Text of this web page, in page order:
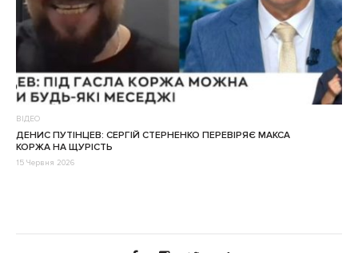
ВІДЕО
ДЕНИС ПУТІНЦЕВ: СЕРГІЙ СТЕРНЕНКО ПЕРЕВІРЯЄ МАКСА
КОРЖА НА ЩУРІСТЬ
15 Червня 2026